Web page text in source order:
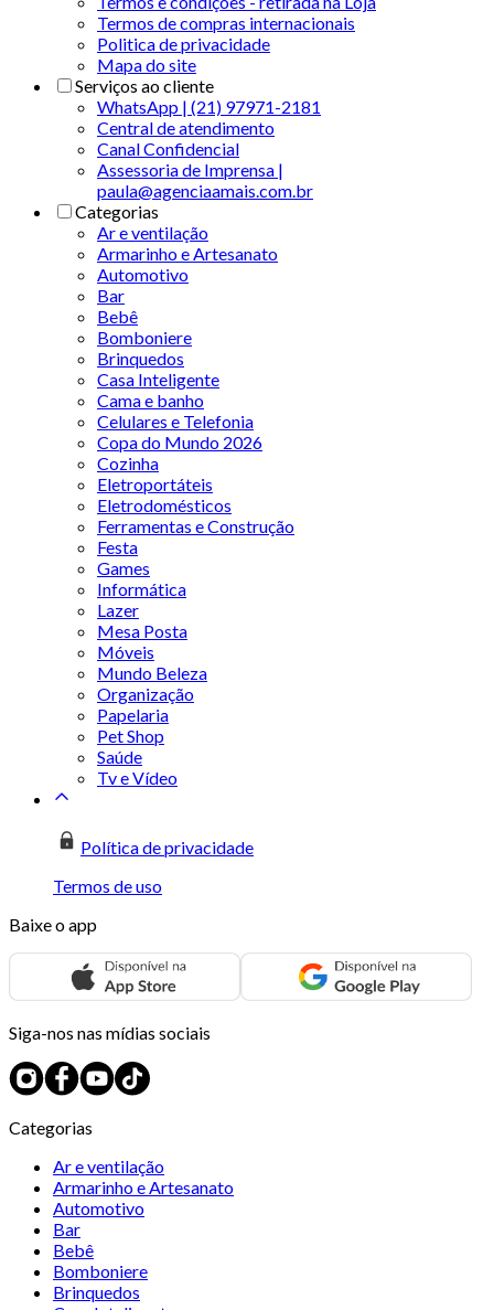
Termos de compras internacionais
Politica de privacidade
Mapa do site
Serviços ao cliente
WhatsApp | (21) 97971-2181
Central de atendimento
Canal Confidencial
Assessoria de Imprensa |
paula@agenciaamais.com.br
Categorias
Ar e ventilação
Armarinho e Artesanato
Automotivo
Bar
Bebê
Bomboniere
Brinquedos
Casa Inteligente
Cama e banho
Celulares e Telefonia
Copa do Mundo 2026
Cozinha
Eletroportáteis
Eletrodomésticos
Ferramentas e Construção
Festa
Games
Informática
Lazer
Mesa Posta
Móveis
Mundo Beleza
Organização
Papelaria
Pet Shop
Saúde
Tv e Vídeo
Política de privacidade
Termos de uso
Baixe o app
Siga-nos nas mídias sociais
Categorias
Ar e ventilação
Armarinho e Artesanato
Automotivo
Bar
Bebê
Bomboniere
Brinquedos